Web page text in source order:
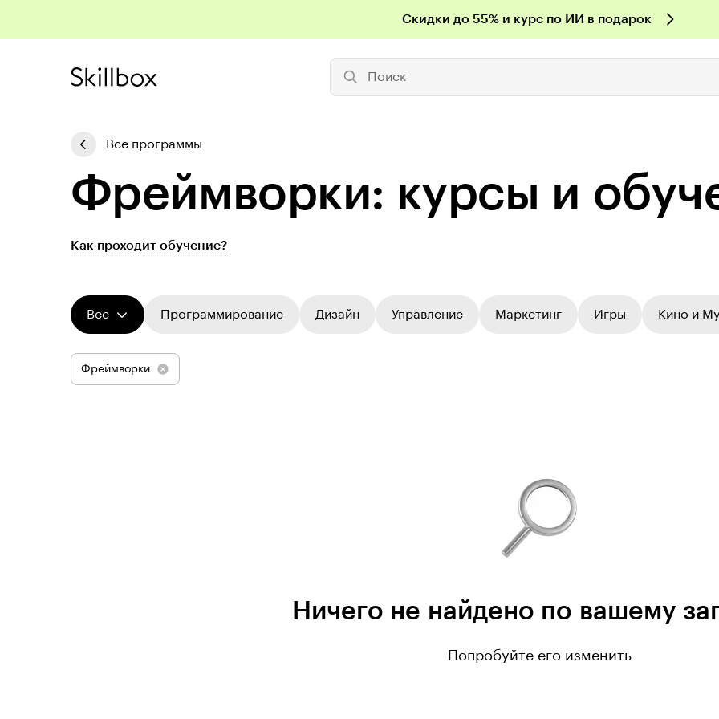
Скидки до 55% и курс по ИИ в подарок
Поиск
Все программы
Фреймворки: курсы и
Как проходит обучение?
Все Программирование Дизайн Управление Маркетинг Игры Кино и
Фреймворки
Ничего не найдено по вашему
Попробуйте его изменить